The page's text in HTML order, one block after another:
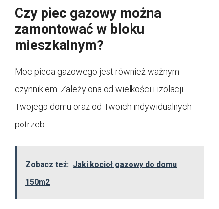
Czy piec gazowy można
zamontować w bloku
mieszkalnym?
Moc pieca gazowego jest również ważnym
czynnikiem. Zależy ona od wielkości i izolacji
Twojego domu oraz od Twoich indywidualnych
potrzeb.
Zobacz też: Jaki kocioł gazowy do domu
150m2